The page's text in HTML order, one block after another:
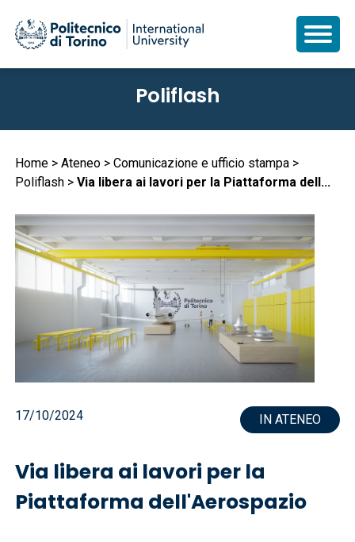
principale
Poliflash
Briciole
di
pane
Home Ateneo
Comunicazione e ufficio stampa
Poliflash
Via libera ai lavori per la Piattaforma dell...
17/10/2024 IN ATENEO
Via libera ai lavori per la
Piattaforma dell'Aerospazio